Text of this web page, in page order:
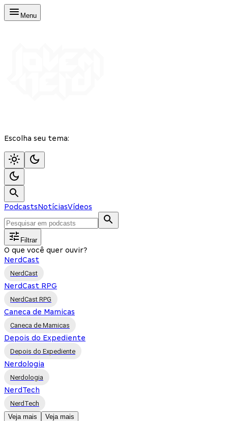
Menu
Escolha seu tema:
PodcastsNotíciasVídeos
Filtrar
O que você quer ouvir?
NerdCast
NerdCast
NerdCast RPG
NerdCast RPG
Caneca de Mamicas
Caneca de Mamicas
Depois do Expediente
Depois do Expediente
Nerdologia
Nerdologia
NerdTech
NerdTech
Veja mais
Veja mais